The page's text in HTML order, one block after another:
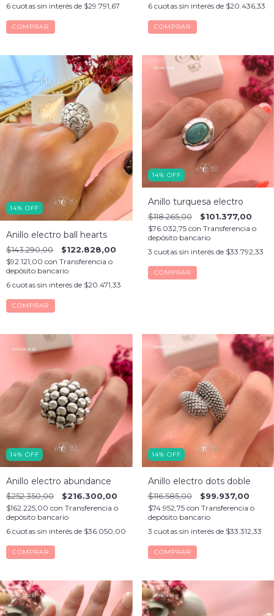
6 cuotas sin interés de $29.791,67
COMPRAR
6 cuotas sin interés de $20.436,33
COMPRAR
14% OFF
Anillo electro ball hearts
$143.290,00 $122.828,00
$92.121,00 con Transferencia o
depósito bancario
6 cuotas sin interés de $20.471,33
COMPRAR
14% OFF
Anillo turquesa electro
$118.265,00 $101.377,00
$76.032,75 con Transferencia o
depósito bancario
3 cuotas sin interés de $33.792,33
COMPRAR
14% OFF
Anillo electro abundance
$252.350,00 $216.300,00
$162.225,00 con Transferencia o
depósito bancario
6 cuotas sin interés de $36.050,00
COMPRAR
14% OFF
Anillo electro dots doble
$116.585,00 $99.937,00
$74.952,75 con Transferencia o
depósito bancario
3 cuotas sin interés de $33.312,33
COMPRAR